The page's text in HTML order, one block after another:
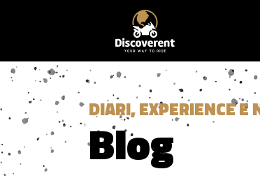
DIARI, EXPERIENCE E
Blog